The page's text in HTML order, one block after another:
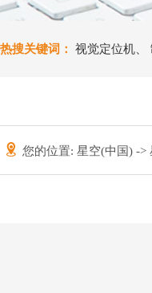
热搜关键词： 视觉定位机
您的位置: 星空(中国) ->